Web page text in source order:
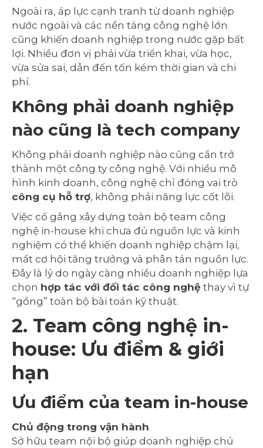
Ngoài ra, áp lực cạnh tranh từ doanh nghiệp
nước ngoài và các nền tảng công nghệ lớn
cũng khiến doanh nghiệp trong nước gặp bất
lợi. Nhiều đơn vị phải vừa triển khai, vừa học,
vừa sửa sai, dẫn đến tốn kém thời gian và chi
phí.
Không phải doanh nghiệp
nào cũng là tech company
Không phải doanh nghiệp nào cũng cần trở
thành một công ty công nghệ. Với nhiều mô
hình kinh doanh, công nghệ chỉ đóng vai trò
công cụ hỗ trợ, không phải năng lực cốt lõi.
Việc cố gắng xây dựng toàn bộ team công
nghệ in-house khi chưa đủ nguồn lực và kinh
nghiệm có thể khiến doanh nghiệp chậm lại,
mất cơ hội tăng trưởng và phân tán nguồn lực.
Đây là lý do ngày càng nhiều doanh nghiệp lựa
chọn hợp tác với đối tác công nghệ thay vì tự
“gồng” toàn bộ bài toán kỹ thuật.
2. Team công nghệ in-
house: Ưu điểm & giới
hạn
Ưu điểm của team in-house
Chủ động trong vận hành
Sở hữu team nội bộ giúp doanh nghiệp chủ